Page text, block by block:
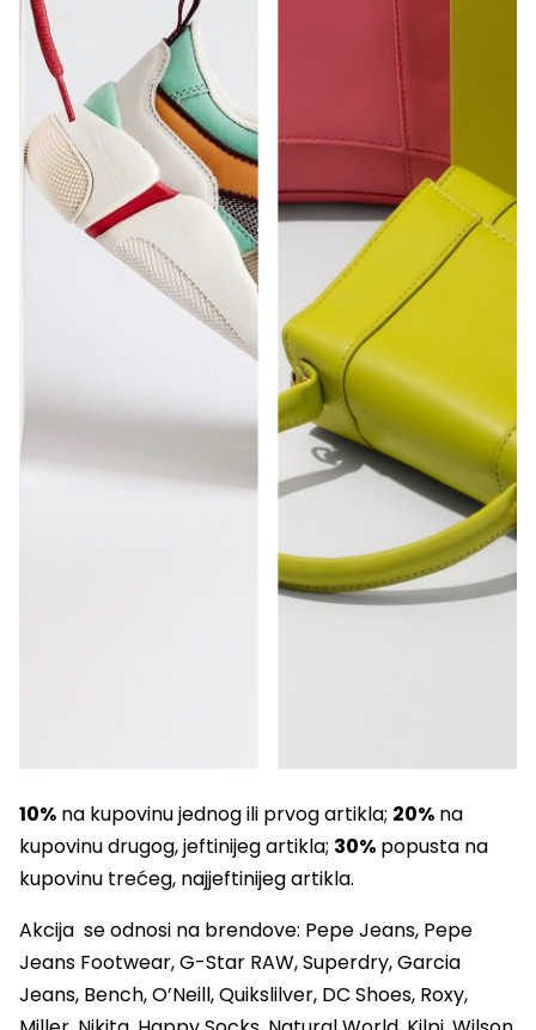
10% na kupovinu jednog ili prvog artikla; 20% na
kupovinu drugog, jeftinijeg artikla; 30% popusta na
kupovinu trećeg, najjeftinijeg artikla.
Akcija se odnosi na brendove: Pepe Jeans, Pepe
Jeans Footwear, G-Star RAW, Superdry, Garcia
Jeans, Bench, O’Neill, Quikslilver, DC Shoes, Roxy,